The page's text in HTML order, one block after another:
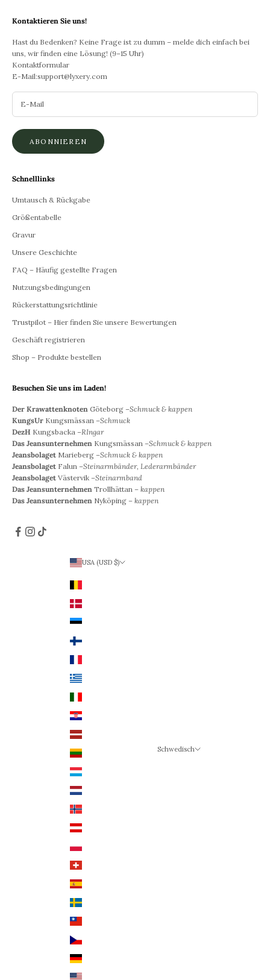
Kontaktieren Sie uns!
Hast du Bedenken? Keine Frage ist zu dumm – melde dich einfach bei
uns, wir finden eine Lösung! (9–15 Uhr)
Kontaktformular
E-Mail:support@lyxery.com
ABONNIEREN
Schnelllinks
Umtausch & Rückgabe
Größentabelle
Gravur
Unsere Geschichte
FAQ – Häufig gestellte Fragen
Nutzungsbedingungen
Rückerstattungsrichtlinie
Trustpilot – Hier finden Sie unsere Bewertungen
Geschäft registrieren
Shop – Produkte bestellen
Besuchen Sie uns im Laden!
Der Krawattenknoten Göteborg –Schmuck & kappen
KungsUr Kungsmässan –Schmuck
DezH Kungsbacka –RIngar
Das Jeansunternehmen Kungsmässan –Schmuck & kappen
Jeansbolaget Marieberg –Schmuck & kappen
Jeansbolaget Falun –Steinarmbänder, Lederarmbänder
Jeansbolaget Västervik –Steinarmband
Das Jeansunternehmen Trollhättan – kappen
Das Jeansunternehmen Nyköping – kappen
USA (USD $)
Dänemark (DKK)
Estland (EUR €)
Finnland (EUR €)
Griechenland (EUR €)
Kroatien (EUR €)
Lettland (EUR €)
Litauen (EUR €)
Luxemburg (EUR €)
Niederlande (EUR €)
Norwegen (NOK)
Österreich (EUR €)
Polen (PLN)
Spanien (EUR €)
Schweden (SEK)
Tschechien (CZK Kč)
Deutschland (EUR €)
USA (USD $)
Schwedisch